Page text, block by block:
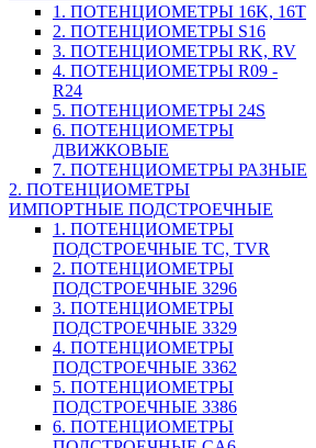
1. ПОТЕНЦИОМЕТРЫ 16K, 16T
2. ПОТЕНЦИОМЕТРЫ S16
3. ПОТЕНЦИОМЕТРЫ RK, RV
4. ПОТЕНЦИОМЕТРЫ R09 -
R24
5. ПОТЕНЦИОМЕТРЫ 24S
6. ПОТЕНЦИОМЕТРЫ
ДВИЖКОВЫЕ
7. ПОТЕНЦИОМЕТРЫ РАЗНЫЕ
2. ПОТЕНЦИОМЕТРЫ
ИМПОРТНЫЕ ПОДСТРОЕЧНЫЕ
1. ПОТЕНЦИОМЕТРЫ
ПОДСТРОЕЧНЫЕ TC, TVR
2. ПОТЕНЦИОМЕТРЫ
ПОДСТРОЕЧНЫЕ 3296
3. ПОТЕНЦИОМЕТРЫ
ПОДСТРОЕЧНЫЕ 3329
4. ПОТЕНЦИОМЕТРЫ
ПОДСТРОЕЧНЫЕ 3362
5. ПОТЕНЦИОМЕТРЫ
ПОДСТРОЕЧНЫЕ 3386
6. ПОТЕНЦИОМЕТРЫ